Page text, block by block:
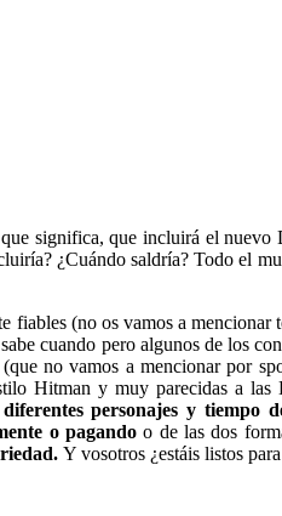
significa, que incluirá el
¿Cuándo saldría? Todo el
fiables (no os vamos a
cuando pero algunos de los
(que no vamos a mencionar por
Hitman y muy parecidas a las
personajes y tiempo
o pagando o de las dos
Y vosotros ¿estáis listos